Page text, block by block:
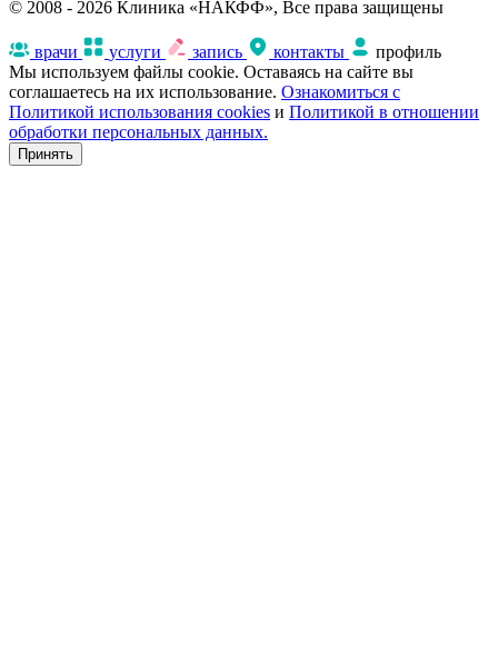
© 2008 - 2026 Клиника «НАКФФ», Все права защищены
врачи услуги запись контакты
профиль
Мы используем файлы cookie. Оставаясь на сайте вы
соглашаетесь на их использование. Ознакомиться с
Политикой использования cookies и Политикой в отношении
обработки персональных данных.
Принять